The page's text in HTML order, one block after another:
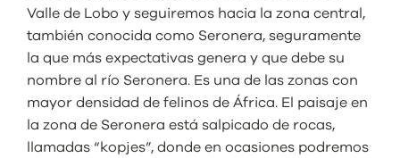
Valle de Lobo y seguiremos hacia la zona central,
también conocida como Seronera, seguramente
la que más expectativas genera y que debe su
nombre al río Seronera. Es una de las zonas con
mayor densidad de felinos de África. El paisaje en
la zona de Seronera está salpicado de rocas,
llamadas “kopjes”, donde en ocasiones podremos